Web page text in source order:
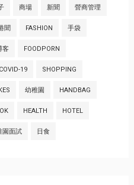
商場 新聞 營商管理
聞 FASHION 手袋
客 FOODPORN
COVID-19 SHOPPING
幼稚園 HANDBAG
HEALTH HOTEL
園面試 日食